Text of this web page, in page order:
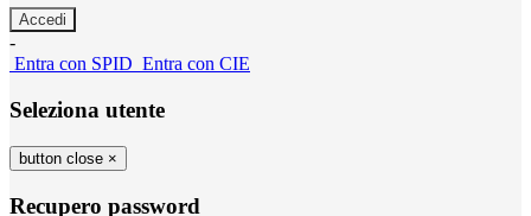
-
Entra con SPID Entra con CIE
Seleziona utente
button close ×
Recupero password